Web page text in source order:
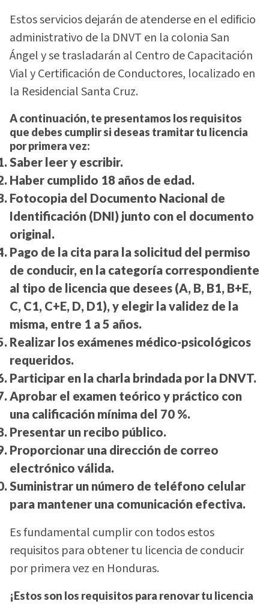
Estos servicios dejarán de atenderse en el edificio
administrativo de la DNVT en la colonia San
Ángel y se trasladarán al Centro de Capacitación
Vial y Certificación de Conductores, localizado en
la Residencial Santa Cruz.
A continuación, te presentamos los requisitos
que debes cumplir si deseas tramitar tu licencia
por primera vez:
Saber leer y escribir.
Haber cumplido 18 años de edad.
Fotocopia del Documento Nacional de
Identificación (DNI) junto con el documento
original.
Pago de la cita para la solicitud del permiso
de conducir, en la categoría correspondiente
al tipo de licencia que desees (A, B, B1, B+E,
C, C1, C+E, D, D1), y elegir la validez de la
misma, entre 1 a 5 años.
Realizar los exámenes médico-psicológicos
requeridos.
Participar en la charla brindada por la DNVT.
Aprobar el examen teórico y práctico con
una calificación mínima del 70 %.
Presentar un recibo público.
Proporcionar una dirección de correo
electrónico válida.
Suministrar un número de teléfono celular
para mantener una comunicación efectiva.
Es fundamental cumplir con todos estos
requisitos para obtener tu licencia de conducir
por primera vez en Honduras.
¡Estos son los requisitos para renovar tu licencia